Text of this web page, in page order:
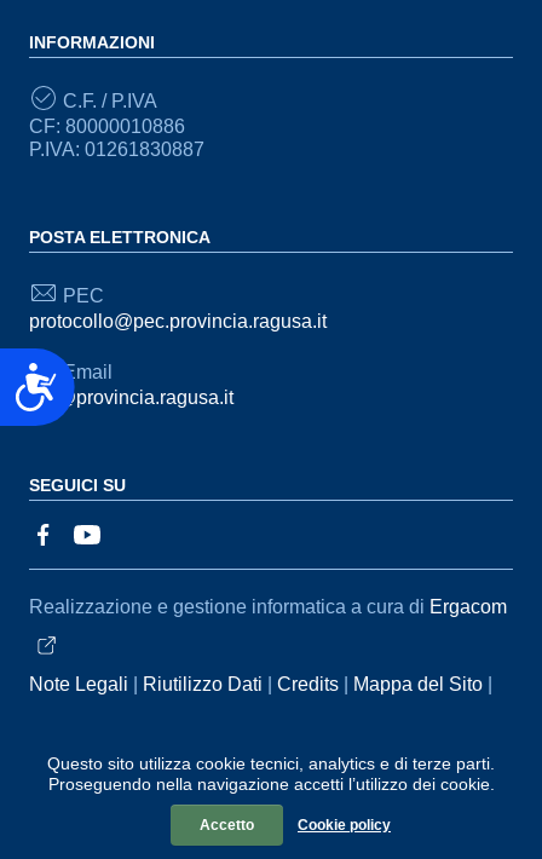
Accessibilità
Questo sito utilizza cookie tecnici, analytics e di terze parti.
Proseguendo nella navigazione accetti l’utilizzo dei cookie.
Accetto Cookie policy
INFORMAZIONI
C.F. / P.IVA
CF: 80000010886
P.IVA: 01261830887
POSTA ELETTRONICA
PEC
protocollo@pec.provincia.ragusa.it
Email
urp@provincia.ragusa.it
SEGUICI SU
Sezione Link Utili
Realizzazione e gestione informatica a cura di Ergacom
Note Legali Riutilizzo Dati Credits
Mappa del Sito
Segnalazioni
Statistiche accessi
Dichiarazione di
Accessibilità